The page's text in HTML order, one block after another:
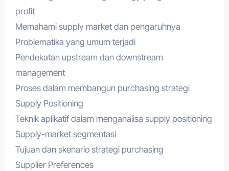
profit
Memahami supply market dan pengaruhnya
Problematika yang umum terjadi
Pendekatan upstream dan downstream
management
Proses dalam membangun purchasing strategi
Supply Positioning
Teknik aplikatif dalam menganalisa supply positioning
Supply-market segmentasi
Tujuan dan skenario strategi purchasing
Supplier Preferences